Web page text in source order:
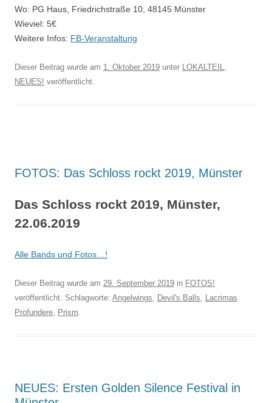
Wo: PG Haus, Friedrichstraße 10, 48145 Münster
Wieviel: 5€
Weitere Infos: FB-Veranstaltung
Dieser Beitrag wurde am 1. Oktober 2019 unter LOKALTEIL,
NEUES! veröffentlicht.
FOTOS: Das Schloss rockt 2019, Münster
Das Schloss rockt 2019, Münster,
22.06.2019
Alle Bands und Fotos…!
Dieser Beitrag wurde am 29. September 2019 in FOTOS!
veröffentlicht. Schlagworte: Angelwings, Devil's Balls, Lacrimas
Profundere, Prism.
NEUES: Ersten Golden Silence Festival in